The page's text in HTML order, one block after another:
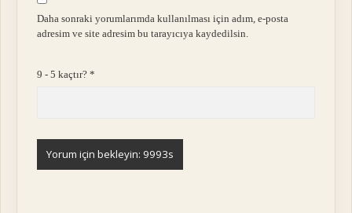
Daha sonraki yorumlarımda kullanılması için adım, e-posta
adresim ve site adresim bu tarayıcıya kaydedilsin.
9 - 5 kaçtır?*